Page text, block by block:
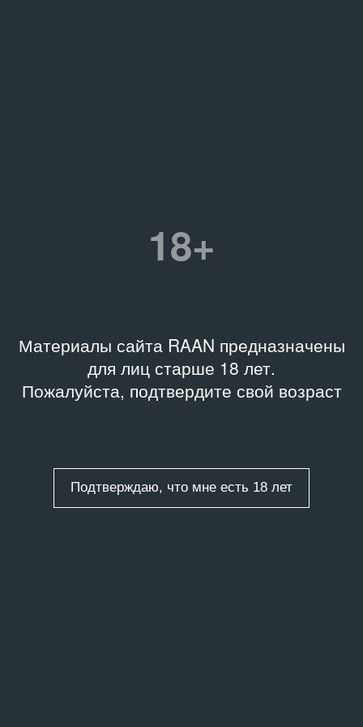
18+
Материалы сайта RAAN предназначены
для лиц старше 18 лет.
Пожалуйста, подтвердите свой возраст
Подтверждаю, что мне есть 18 лет